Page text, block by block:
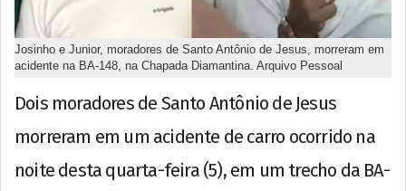
Josinho e Junior, moradores de Santo Antônio de Jesus, morreram em
acidente na BA-148, na Chapada Diamantina. Arquivo Pessoal
Dois moradores de Santo Antônio de Jesus
morreram em um acidente de carro ocorrido na
noite desta quarta-feira (5), em um trecho da BA-